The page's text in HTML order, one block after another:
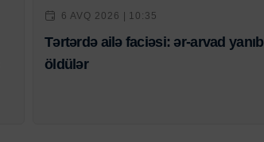
6 AVQ 2026 | 10:35
Tərtərdə ailə faciəsi: ər-arvad yanıb
öldülər